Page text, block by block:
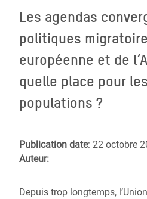
Les agendas
politiques
européenne et de
quelle place pour
populations ?
Publication date: 22 octobre
Auteur:
Depuis trop longtemps,